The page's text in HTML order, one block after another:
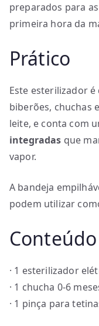
preparados para
primeira hora da
Prático
Este esterilizador
biberões, chuchas
leite, e conta com
integradas que
vapor.
A bandeja
podem utilizar
· 1 esterilizador
· 1 chucha 0-6
· 1 pinça para